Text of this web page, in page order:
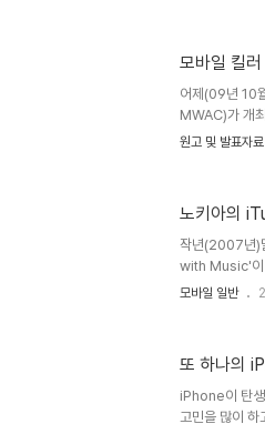
Tablet PC와
라고 부르고 있
모바일 킬
어제(09년 10
MWAC)가 개
원이 발표를 해
토대로 간단한
의적으로 사
원고 및 발표자료
노키아의
작년(2007년)
with Music'이
스는 영국에서
하다.) 가장 먼
2일)부터
모바일 일반
또 하나의
iPhone이 탄생
고민을 많이